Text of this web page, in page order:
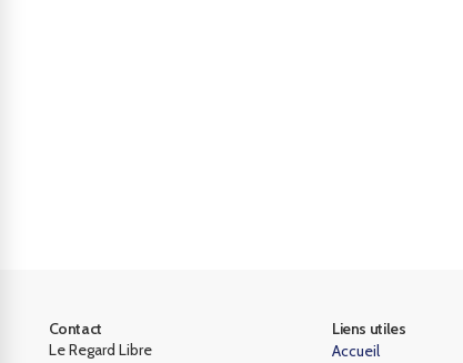
Contact
Le Regard Libre
Liens utiles
Accueil